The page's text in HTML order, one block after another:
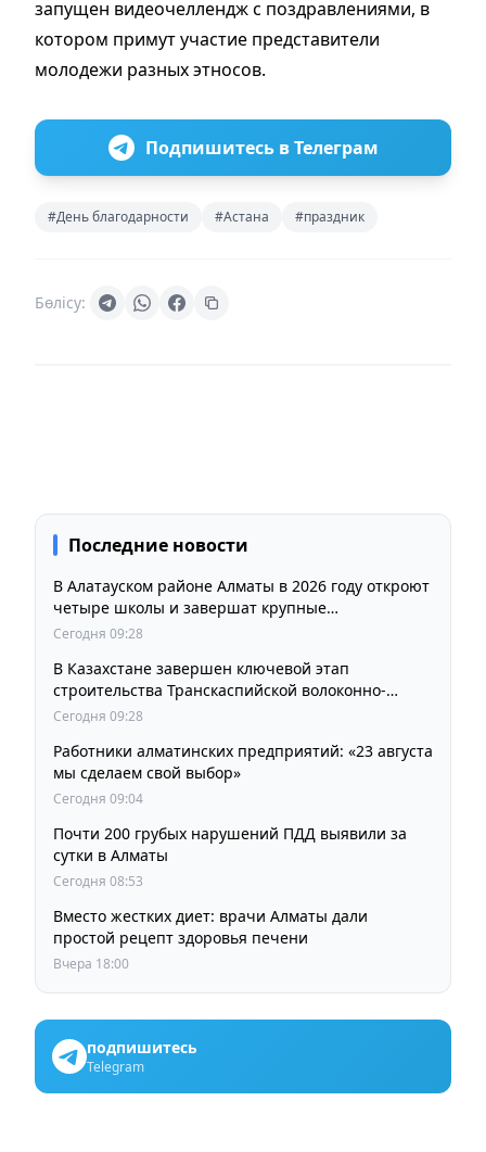
запущен видеочеллендж с поздравлениями, в
котором примут участие представители
молодежи разных этносов.
Подпишитесь в Телеграм
#День благодарности #Астана #праздник
Бөлісу:
Последние новости
В Алатауском районе Алматы в 2026 году откроют
четыре школы и завершат крупные
инфраструктурные проекты
Сегодня 09:28
В Казахстане завершен ключевой этап
строительства Транскаспийской волоконно-
оптической линии связи
Сегодня 09:28
Работники алматинских предприятий: «23 августа
мы сделаем свой выбор»
Сегодня 09:04
Почти 200 грубых нарушений ПДД выявили за
сутки в Алматы
Сегодня 08:53
Вместо жестких диет: врачи Алматы дали
Вчера 18:00
подпишитесь
Telegram